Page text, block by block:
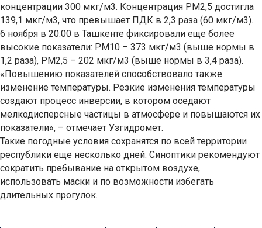
концентрации 300 мкг/м3. Концентрация PM2,5 достигла
139,1 мкг/м3, что превышает ПДК в 2,3 раза (60 мкг/м3).
6 ноября в 20:00 в Ташкенте фиксировали еще более
высокие показатели: PM10 – 373 мкг/м3 (выше нормы в
1,2 раза), PM2,5 – 202 мкг/м3 (выше нормы в 3,4 раза).
«Повышению показателей способствовало также
изменение температуры. Резкие изменения температуры
создают процесс инверсии, в котором оседают
мелкодисперсные частицы в атмосфере и повышаются их
показатели», – отмечает Узгидромет.
Такие погодные условия сохранятся по всей территории
республики еще несколько дней. Синоптики рекомендуют
сократить пребывание на открытом воздухе,
использовать маски и по возможности избегать
длительных прогулок.